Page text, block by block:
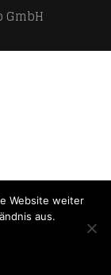
GmbH
Website weiter
aus.